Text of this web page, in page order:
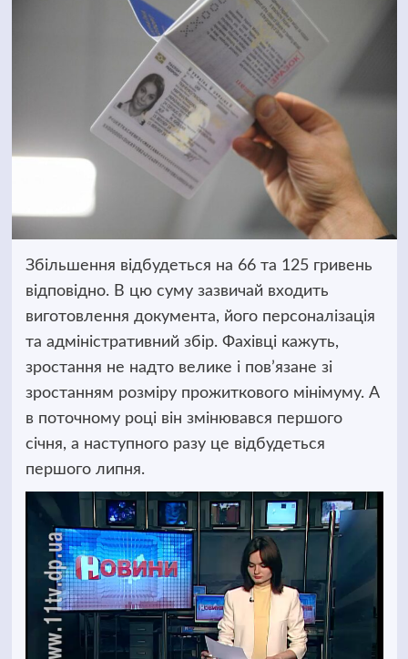
Збільшення відбудеться на 66 та 125 гривень
відповідно. В цю суму зазвичай входить
виготовлення документа, його персоналізація
та адміністративний збір. Фахівці кажуть,
зростання не надто велике і пов’язане зі
зростанням розміру прожиткового мінімуму. А
в поточному році він змінювався першого
січня, а наступного разу це відбудеться
першого липня.
Відеопрогравач